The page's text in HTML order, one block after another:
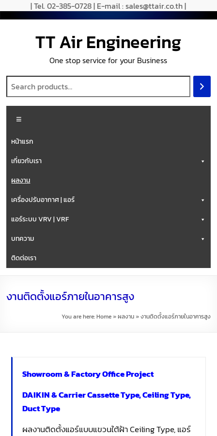
| Tel. 02-385-0728 | E-mail : sales@ttair.co.th |
TT Air Engineering
One stop service for your Business
หน้าแรก
เกี่ยวกับเรา
ผลงาน
เครื่องปรับอากาศ | แอร์
แอร์ระบบ VRV | VRF
บทความ
ติดต่อเรา
งานติดตั้งแอร์ภายในอาคารสูง
You are here:Home»ผลงาน»งานติดตั้งแอร์ภายในอาคารสูง
Showroom & Factory Office Project
DAIKIN & Carrier Cassette Type, Ceiling Type,
Duct Type
ผลงานติดตั้งแอร์แบบแขวนใต้ฝ้า Ceiling Type, แอร์